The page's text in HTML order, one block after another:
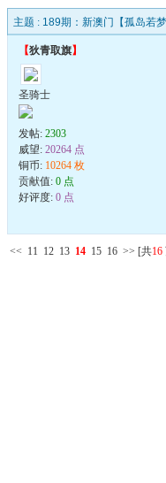
主题 : 189期：新澳门【孤岛若
【狄青取旗】
圣骑士
发帖: 2303
威望: 20264 点
铜币: 10264 枚
贡献值: 0 点
好评度: 0 点
<< 11 12 13 14 15 16 >> [共16